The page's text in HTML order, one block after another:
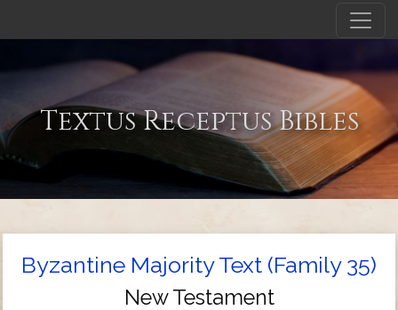
Textus Receptus Bibles
Byzantine Majority Text (Family 35)
New Testament